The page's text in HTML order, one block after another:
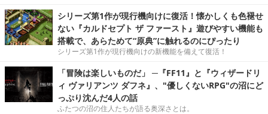
シリーズ第1作が現行機向けに復活！懐かしくも色褪せ
ない『カルドセプト ザ ファースト』遊びやすい機能も
搭載で、あらためて“原典”に触れるのにぴったり
シリーズ第1作が現行機向けの新機能を備えて復活！
「冒険は楽しいものだ」 ─『FF11』と『ウィザードリ
ィ ヴァリアンツ ダフネ』、"優しくないRPG"の沼にど
っぷり沈んだ4人の話
ふたつの沼の住人たちが語る奥深さとは。